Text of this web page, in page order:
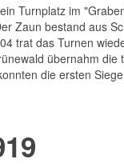
Turnplatz im
Zaun bestand aus
trat das Turnen
übernahm die
die ersten